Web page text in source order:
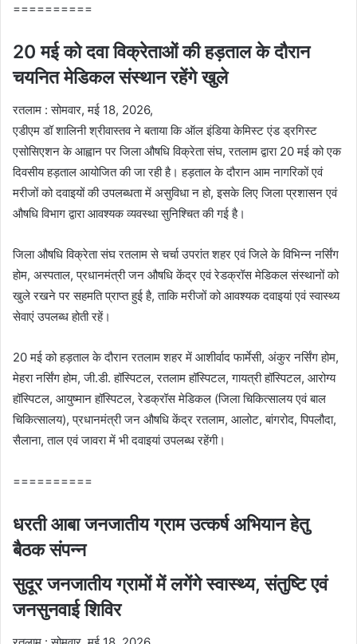
==========
20 मई को दवा विक्रेताओं की हड़ताल के दौरान
चयनित मेडिकल संस्थान रहेंगे खुले
रतलाम : सोमवार, मई 18, 2026,
एडीएम डॉ शालिनी श्रीवास्तव ने बताया कि ऑल इंडिया केमिस्ट एंड ड्रगिस्ट
एसोसिएशन के आह्वान पर जिला औषधि विक्रेता संघ, रतलाम द्वारा 20 मई को एक
दिवसीय हड़ताल आयोजित की जा रही है। हड़ताल के दौरान आम नागरिकों एवं
मरीजों को दवाइयों की उपलब्धता में असुविधा न हो, इसके लिए जिला प्रशासन एवं
औषधि विभाग द्वारा आवश्यक व्यवस्था सुनिश्चित की गई है।
जिला औषधि विक्रेता संघ रतलाम से चर्चा उपरांत शहर एवं जिले के विभिन्न नर्सिंग
होम, अस्पताल, प्रधानमंत्री जन औषधि केंद्र एवं रेडक्रॉस मेडिकल संस्थानों को
खुले रखने पर सहमति प्राप्त हुई है, ताकि मरीजों को आवश्यक दवाइयां एवं स्वास्थ्य
सेवाएं उपलब्ध होती रहें।
20 मई को हड़ताल के दौरान रतलाम शहर में आशीर्वाद फार्मेसी, अंकुर नर्सिंग होम,
मेहरा नर्सिंग होम, जी.डी. हॉस्पिटल, रतलाम हॉस्पिटल, गायत्री हॉस्पिटल, आरोग्य
हॉस्पिटल, आयुष्मान हॉस्पिटल, रेडक्रॉस मेडिकल (जिला चिकित्सालय एवं बाल
चिकित्सालय), प्रधानमंत्री जन औषधि केंद्र रतलाम, आलोट, बांगरोद, पिपलौदा,
सैलाना, ताल एवं जावरा में भी दवाइयां उपलब्ध रहेंगी।
==========
धरती आबा जनजातीय ग्राम उत्कर्ष अभियान हेतु
बैठक संपन्न
सुदूर जनजातीय ग्रामों में लगेंगे स्वास्थ्य, संतुष्टि एवं
जनसुनवाई शिविर